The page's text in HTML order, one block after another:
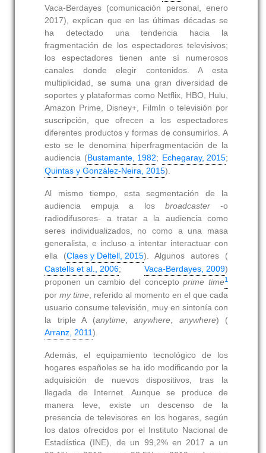
Vaca-Berdayes (comunicación personal, enero
2017), explican que en las últimas décadas se
ha detectado una tendencia hacia la
fragmentación de los espectadores televisivos;
los espectadores tienen ante sí numerosos
canales donde elegir contenidos. A esta
multiplicidad, se suma una gran diversidad de
soportes y plataformas como Netflix, HBO, Hulu,
Amazon Prime, Disney+, FilmIn o televisión por
suscripción, que ofrecen a los espectadores
diferentes productos y formas de consumirlos. A
esto se le denomina hiperfragmentación de la
audiencia (Bustamante, 1982; Echegaray, 2015;
Quintas y González-Neira, 2015).
Al mismo tiempo, esta segmentación de la
audiencia empuja a los broadcaster -o
radiodifusores- a tratar a la audiencia como
seres individualizados, no como a una masa
generalista, e incluso a intentar interactuar con
ella (Claes y Deltell, 2015). Algunos autores (
Castells et al., 2006;Vaca-Berdayes, 2009)
proponen un cambio del conceptoprime time1
pormy time , referido al momento en el que cada
usuario consume televisión, muy en sintonía con
la triple A (anytime,anywhere anywhere) (
Arranz, 2011).
Además, el equipamiento tecnológico de los
hogares españoles se ha ido modificando por la
adquisición de nuevos dispositivos, tras la
llegada de Internet. Aunque se produce de
manera leve, existe un descenso de la
presencia de televisores en los hogares, según
los datos ofrecidos por el Instituto Nacional de
Estadística (INE), de un 99,2% en 2017 a un